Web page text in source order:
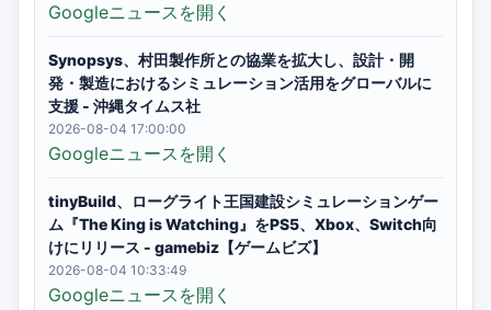
Googleニュースを開く
Synopsys、村田製作所との協業を拡大し、設計・開
発・製造におけるシミュレーション活用をグローバルに
支援 - 沖縄タイムス社
2026-08-04 17:00:00
Googleニュースを開く
tinyBuild、ローグライト王国建設シミュレーションゲー
ム『The King is Watching』をPS5、Xbox、Switch向
けにリリース - gamebiz【ゲームビズ】
2026-08-04 10:33:49
Googleニュースを開く